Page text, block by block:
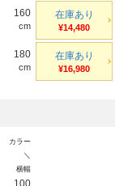
160
cm
在庫あり
¥14,480
180
cm
在庫あり
¥16,980
カラー
＼
横幅
100